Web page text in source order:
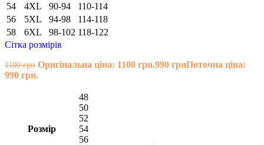
54
4XL 90-94
110-114
56
5XL 94-98
114-118
58
6XL 98-102 118-122
Сітка розмірів
1100грн Оригінальна ціна: 1100 грн.990 грнПоточна ціна:
990 грн.
Розмір
48
50
52
54
56